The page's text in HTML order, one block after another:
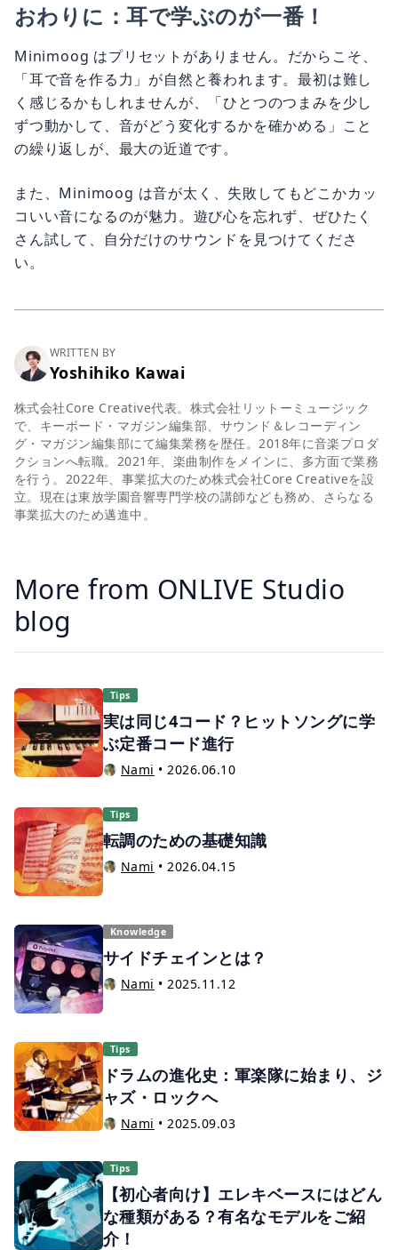
おわりに：耳で学ぶのが一番！
Minimoog はプリセットがありません。だからこそ、
「耳で音を作る力」が自然と養われます。最初は難し
く感じるかもしれませんが、「ひとつのつまみを少し
ずつ動かして、音がどう変化するかを確かめる」こと
の繰り返しが、最大の近道です。
また、Minimoog は音が太く、失敗してもどこかカッ
コいい音になるのが魅力。遊び心を忘れず、ぜひたく
さん試して、自分だけのサウンドを見つけてくださ
い。
WRITTEN BY
Yoshihiko Kawai
株式会社Core Creative代表。株式会社リットーミュージック
で、キーボード・マガジン編集部、サウンド＆レコーディン
グ・マガジン編集部にて編集業務を歴任。2018年に音楽プロダ
クションへ転職。2021年、楽曲制作をメインに、多方面で業務
を行う。2022年、事業拡大のため株式会社Core Creativeを設
立。現在は東放学園音響専門学校の講師なども務め、さらなる
事業拡大のため邁進中。
More from ONLIVE Studio
blog
Tips
実は同じ4コード？ヒットソングに学
ぶ定番コード進行
Nami •2026.06.10
Tips
転調のための基礎知識
Nami •2026.04.15
Knowledge
サイドチェインとは？
Nami •2025.11.12
Tips
ドラムの進化史：軍楽隊に始まり、ジ
ャズ・ロックへ
Nami •2025.09.03
Tips
【初心者向け】エレキベースにはどん
な種類がある？有名なモデルをご紹
介！